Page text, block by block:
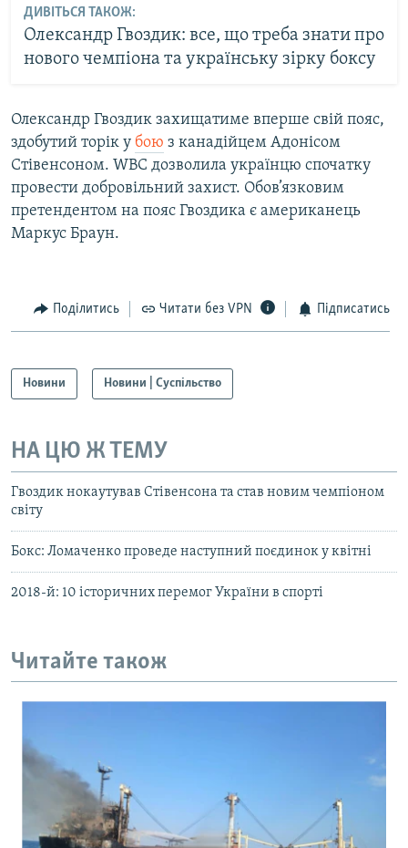
ДИВІТЬСЯ ТАКОЖ:
Олександр Гвоздик: все, що треба знати про
нового чемпіона та українську зірку боксу
Олександр Гвоздик захищатиме вперше свій пояс,
здобутий торік у бою з канадійцем Адонісом
Стівенсоном. WBC дозволила українцю спочатку
провести добровільний захист. Обов’язковим
претендентом на пояс Гвоздика є американець
Маркус Браун.
Поділитись Читати без VPN Підписатись
Новини Новини | Суспільство
НА ЦЮ Ж ТЕМУ
Гвоздик нокаутував Стівенсона та став новим чемпіоном
світу
Бокс: Ломаченко проведе наступний поєдинок у квітні
2018-й: 10 історичних перемог України в спорті
Читайте також